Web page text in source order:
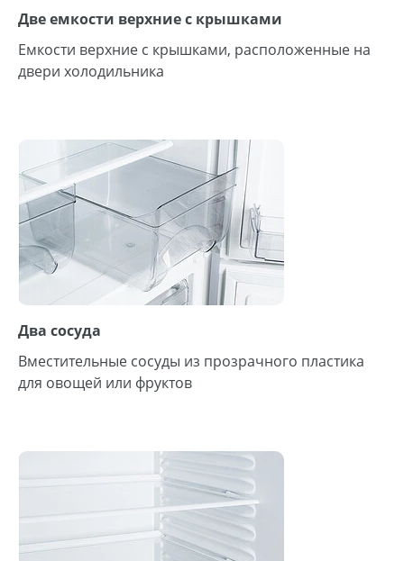
Две емкости верхние с крышками
Емкости верхние с крышками, расположенные на
двери холодильника
Два сосуда
Вместительные сосуды из прозрачного пластика
для овощей или фруктов